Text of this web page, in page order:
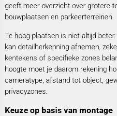
geeft meer overzicht over grotere
bouwplaatsen en parkeerterreinen.
Te hoog plaatsen is niet altijd
kan detailherkenning afnemen,
kentekens of specifieke zones
hoogte moet je daarom rekening
cameratype, afstand tot object,
privacyzones.
Keuze op basis van montage